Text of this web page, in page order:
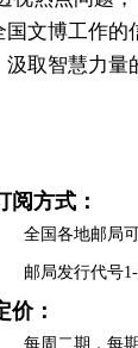
国文博工作的
取智慧力量
阅方式：
全国各地邮局可
邮局发行代号1-
价：
每周二期，每期